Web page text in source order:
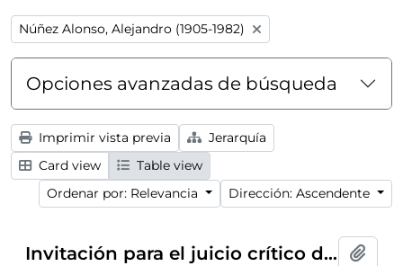
Remove filter:
Núñez Alonso, Alejandro (1905-1982)
Opciones avanzadas de búsqueda
Imprimir vista previa
Jerarquía
Card view
Table view
Ordenar por: Relevancia
Dirección: Ascendente
Invitación para el juicio crítico de la novela